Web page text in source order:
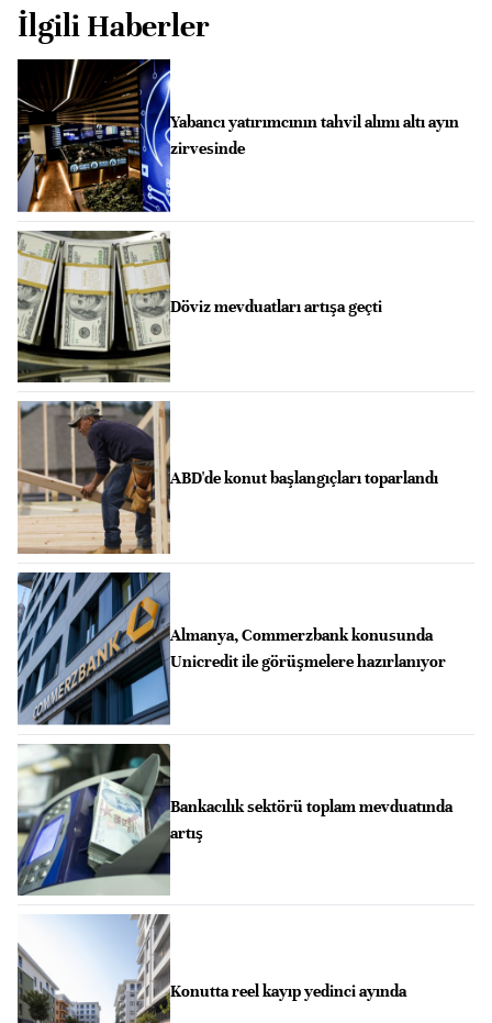
İlgili Haberler
Yabancı yatırımcının tahvil alımı altı ayın
zirvesinde
Döviz mevduatları artışa geçti
ABD'de konut başlangıçları toparlandı
Almanya, Commerzbank konusunda
Unicredit ile görüşmelere hazırlanıyor
Bankacılık sektörü toplam mevduatında
artış
Konutta reel kayıp yedinci ayında